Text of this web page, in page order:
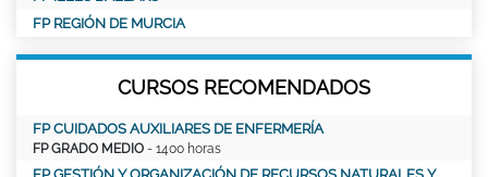
FP REGIÓN DE MURCIA
CURSOS RECOMENDADOS
FP CUIDADOS AUXILIARES DE ENFERMERÍA
FP GRADO MEDIO - 1400 horas